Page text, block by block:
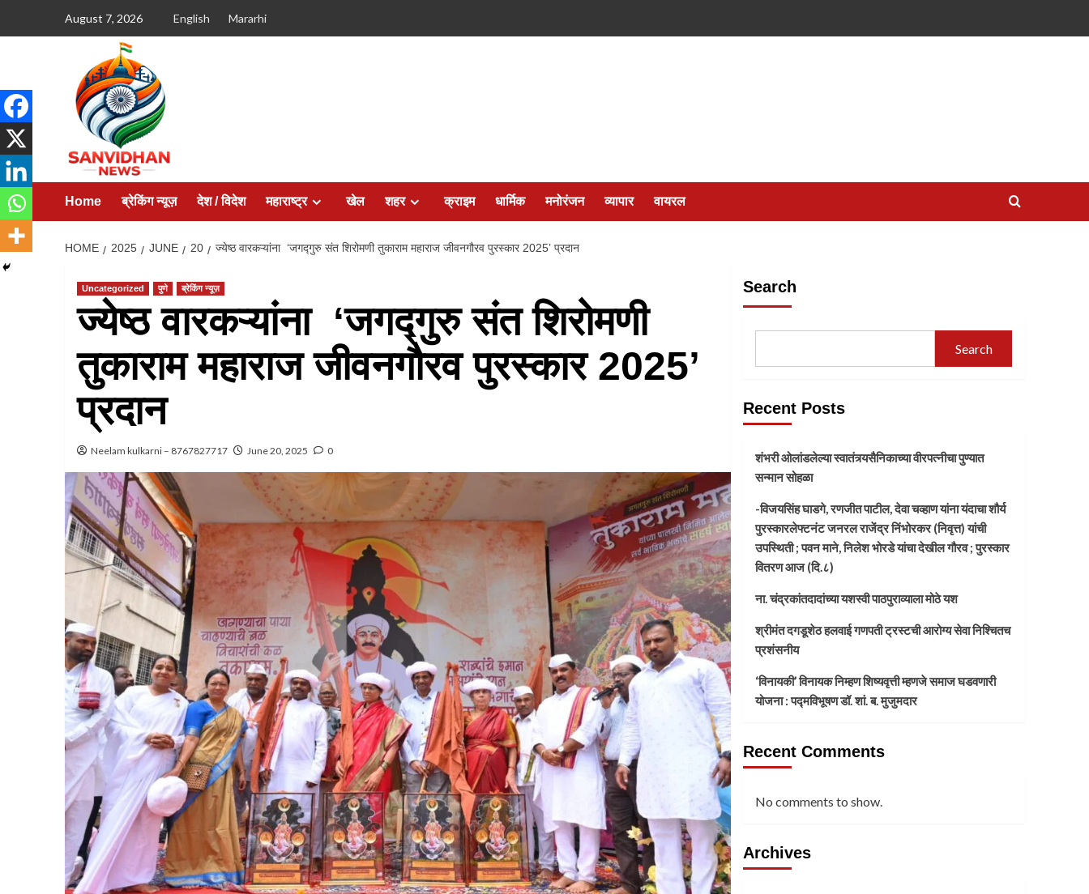
August 7, 2026 English Mararhi
Home ब्रेकिंग न्यूज़ देश / विदेश महाराष्ट्र खेल शहर क्राइम धार्मिक मनोरंजन व्यापार वायरल
HOME 2025 JUNE 20 ज्येष्ठ वारकऱ्यांना ‘जगद्गुरु संत शिरोमणी तुकाराम महाराज जीवनगौरव पुरस्कार 2025’ प्रदान
Uncategorized पुणे ब्रेकिंग न्यूज़
ज्येष्ठ वारकऱ्यांना ‘जगद्गुरु संत शिरोमणी
तुकाराम महाराज जीवनगौरव पुरस्कार 2025’
प्रदान
Neelam kulkarni – 8767827717 June 20, 2025 0
Search
Search
Recent Posts
शंभरी ओलांडलेल्या स्वातंत्र्यसैनिकाच्या वीरपत्नीचा पुण्यात
सन्मान सोहळा
-विजयसिंह घाडगे, रणजीत पाटील, देवा चव्हाण यांना यंदाचा शौर्य
पुरस्कारलेफ्टनंट जनरल राजेंद्र निंभोरकर (निवृत्त) यांची
उपस्थिती ; पवन माने, निलेश भोरडे यांचा देखील गौरव ; पुरस्कार
वितरण आज (दि.८)
ना. चंद्रकांतदादांच्या यशस्वी पाठपुराव्याला मोठे यश
श्रीमंत दगडूशेठ हलवाई गणपती ट्रस्टची आरोग्य सेवा निश्चितच
प्रशंसनीय
‘विनायकी’ विनायक निम्हण शिष्यवृत्ती म्हणजे समाज घडवणारी
योजना : पद्मविभूषण डॉ. शां. ब. मुजुमदार
Recent Comments
No comments to show.
Archives